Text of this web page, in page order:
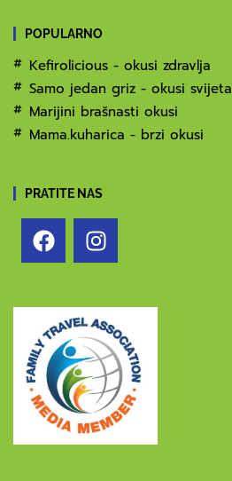
POPULARNO
Kefirolicious - okusi zdravlja
Samo jedan griz - okusi svijeta
Marijini brašnasti okusi
Mama.kuharica - brzi okusi
PRATITE NAS